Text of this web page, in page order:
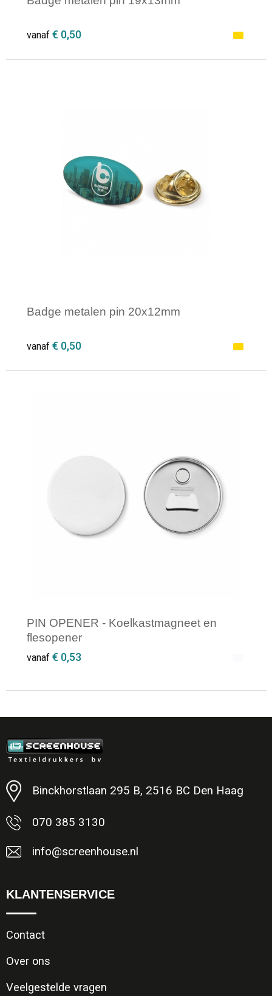
vanaf € 0,50
Badge metalen pin 20x12mm
vanaf € 0,50
PIN OPENER - Koelkastmagneet en
flesopener
vanaf € 0,53
Binckhorstlaan 295 B, 2516 BC Den Haag
070 385 3130
info@screenhouse.nl
KLANTENSERVICE
Contact
Over ons
Veelgestelde vragen